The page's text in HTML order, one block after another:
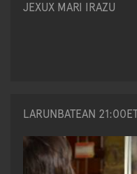
JEXUX MARI IRAZU
LARUNBATEAN